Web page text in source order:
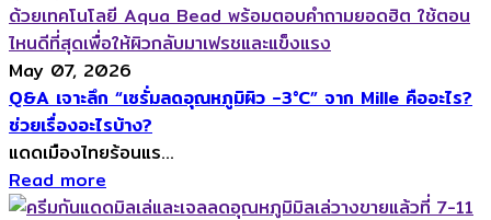
May 07, 2026
Q&A เจาะลึก “เซรั่มลดอุณหภูมิผิว -3°C” จาก Mille คืออะไร?
ช่วยเรื่องอะไรบ้าง?
แดดเมืองไทยร้อนแร...
Read more